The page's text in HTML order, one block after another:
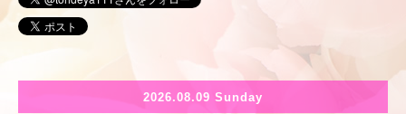
2026.08.09 Sunday